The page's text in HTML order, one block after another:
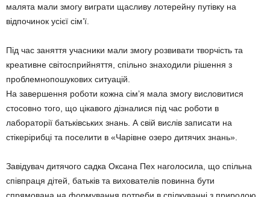
малята мали змогу виграти щасливу лотерейну путівку на
відпочинок усієї сім’ї.
Під час заняття учасники мали змогу розвивати творчість та
креативне світосприйняття, спільно знаходили рішення з
проблемнопошукових ситуацій.
На завершення роботи кожна сім’я мала змогу висловитися
стосовно того, що цікавого дізналися під час роботи в
лабораторії батьківських знань. А свій вислів записати на
стікерірибці та поселити в «Чарівне озеро дитячих знань».
Завідувач дитячого садка Оксана Пех наголосила, що спільна
співпраця дітей, батьків та вихователів повинна бути
спрямована на формування потреби в спілкуванні з природою,